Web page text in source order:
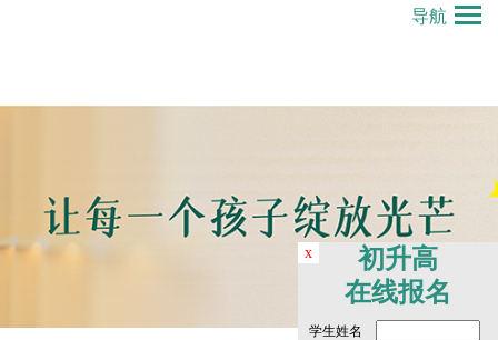
x
初升高
在线报名
学生姓名
导航